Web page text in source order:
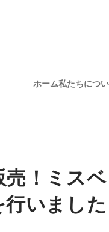
ホーム私たちにつ
！ミス
いました